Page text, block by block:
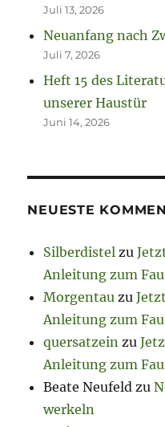
Juli 13, 2026
Neuanfang nach
Juli 7, 2026
Heft 15 des
unserer Haustür
Juni 14, 2026
NEUESTE
Silberdistel zu
Anleitung zum
Morgentau zu
Anleitung zum
quersatzein zu
Anleitung zum
Beate Neufeld zu
werkeln